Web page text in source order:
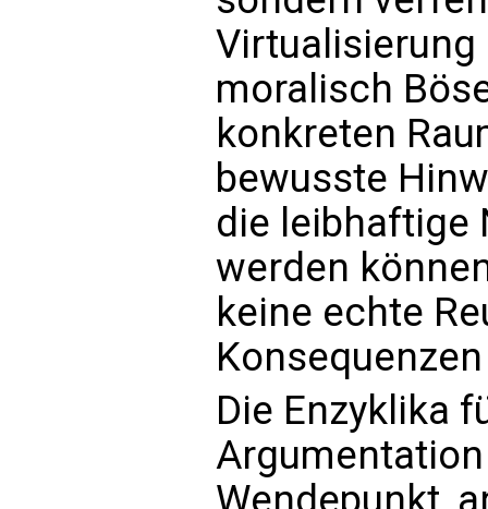
moralisch
konkreten
bewusste
die leibhaftige
werden
keine echte
Die Enzyklika